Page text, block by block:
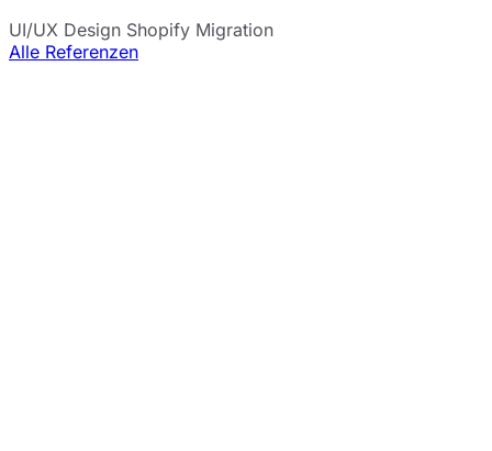
UI/UX Design Shopify Migration
Alle Referenzen